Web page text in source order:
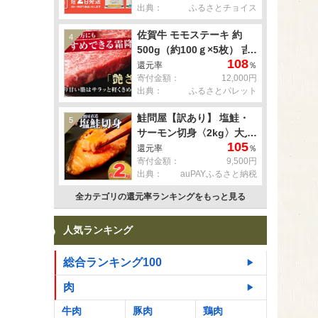
出典：
ふるさとチョイス
4
佐賀牛 モモステーキ 約
500g（約100ｇ×5枚） 吉
野ヶ里町 [FDB057]
還元率 108％
寄付金額：
12,000円
出典：
ふるさとパレット
5
鮭問屋【訳あり】 塩鮭・
サーモン切身〈2kg〉大人
気 鮭 切り身 家計応援 不
揃い 鮭問屋直送
【MS03】
還元率 105％
寄付金額：
9,500円
出典：
auPAYふるさと納税
全カテゴリの還元率ランキングをもっと見る
人気ランキング
総合ランキング100
肉
牛肉 豚肉
鶏肉